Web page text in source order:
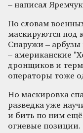
– написал
По словам
маскируются под
Снаружи –
– американские
дронщиков и
операторы тоже
Но маскировка
разведка уже
и бить по ним ещё
огневые позиции.